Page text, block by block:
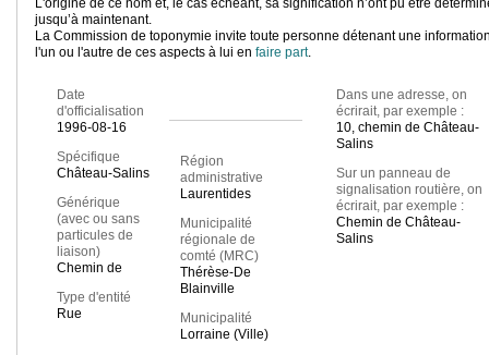
L'origine de ce nom et, le cas échéant, sa signification n’ont pu être
jusqu’à maintenant.
La Commission de toponymie invite toute personne détenant une
l'un ou l'autre de ces aspects à lui en faire part.
Date
d'officialisation
1996-08-16
Spécifique
Château-Salins
Générique
(avec ou sans
particules de
liaison)
Chemin de
Type d'entité
Rue
Région
administrative
Laurentides
Municipalité
régionale de
comté (MRC)
Thérèse-De
Blainville
Municipalité
Lorraine (Ville)
Dans une adresse, on
écrirait, par exemple :
10, chemin de Château-
Salins
Sur un panneau de
signalisation routière, on
écrirait, par exemple :
Chemin de Château-
Salins